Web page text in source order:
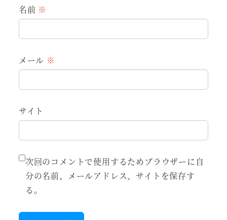
名前 ※
メール ※
サイト
次回のコメントで使用するためブラウザーに自
分の名前、メールアドレス、サイトを保存す
る。